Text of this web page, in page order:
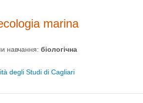
marina
навчання: біологічна
degli Studi di Cagliari